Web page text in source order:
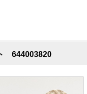
644003820